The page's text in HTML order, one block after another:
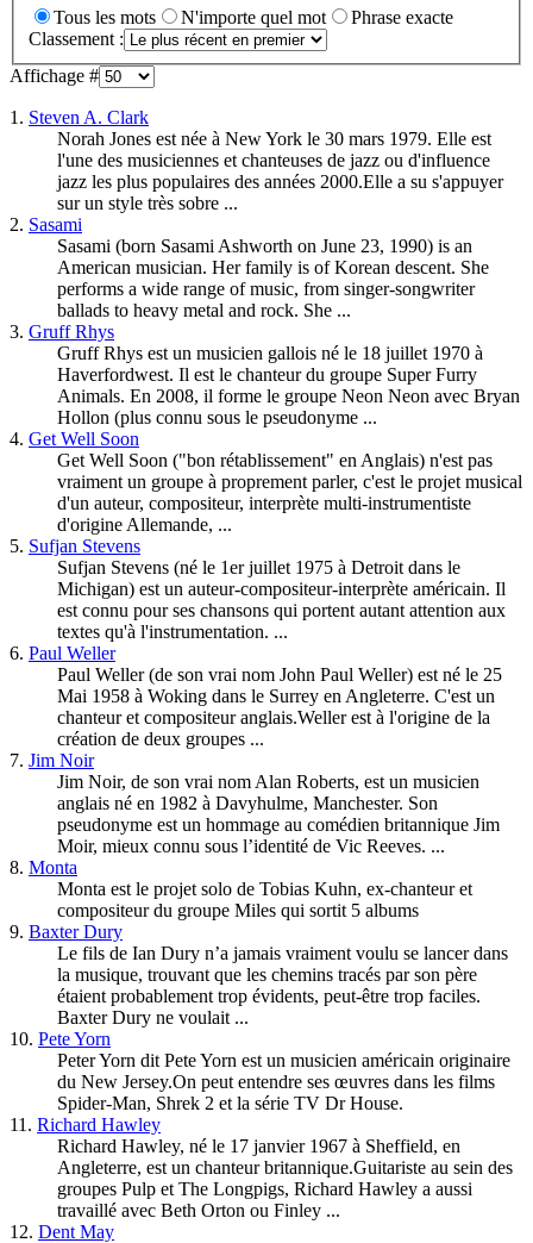
Tous les mots
N'importe quel mot
Phrase exacte
Classement :
Affichage #
1. Steven A. Clark
Norah Jones est née à New York le 30 mars 1979. Elle est
l'une des musiciennes et chanteuses de jazz ou d'influence
jazz les plus populaires des années 2000.Elle a su s'appuyer
sur un style très sobre ...
2. Sasami
Sasami (born Sasami Ashworth on June 23, 1990) is an
American musician. Her family is of Korean descent. She
performs a wide range of music, from singer-songwriter
ballads to heavy metal and rock. She ...
3. Gruff Rhys
Gruff Rhys est un musicien gallois né le 18 juillet 1970 à
Haverfordwest. Il est le chanteur du groupe Super Furry
Animals. En 2008, il forme le groupe Neon Neon avec Bryan
Hollon (plus connu sous le pseudonyme ...
4. Get Well Soon
Get Well Soon ("bon rétablissement" en Anglais) n'est pas
vraiment un groupe à proprement parler, c'est le projet musical
d'un auteur, compositeur, interprète multi-instrumentiste
d'origine Allemande, ...
5. Sufjan Stevens
Sufjan Stevens (né le 1er juillet 1975 à Detroit dans le
Michigan) est un auteur-compositeur-interprète américain. Il
est connu pour ses chansons qui portent autant attention aux
textes qu'à l'instrumentation. ...
6. Paul Weller
Paul Weller (de son vrai nom John Paul Weller) est né le 25
Mai 1958 à Woking dans le Surrey en Angleterre. C'est un
chanteur et compositeur anglais.Weller est à l'origine de la
création de deux groupes ...
7. Jim Noir
Jim Noir, de son vrai nom Alan Roberts, est un musicien
anglais né en 1982 à Davyhulme, Manchester. Son
pseudonyme est un hommage au comédien britannique Jim
Moir, mieux connu sous l’identité de Vic Reeves. ...
8. Monta
Monta est le projet solo de Tobias Kuhn, ex-chanteur et
compositeur du groupe Miles qui sortit 5 albums
9. Baxter Dury
Le fils de Ian Dury n’a jamais vraiment voulu se lancer dans
la musique, trouvant que les chemins tracés par son père
étaient probablement trop évidents, peut-être trop faciles.
Baxter Dury ne voulait ...
10. Pete Yorn
Peter Yorn dit Pete Yorn est un musicien américain originaire
du New Jersey.On peut entendre ses œuvres dans les films
Spider-Man, Shrek 2 et la série TV Dr House.
11. Richard Hawley
Richard Hawley, né le 17 janvier 1967 à Sheffield, en
Angleterre, est un chanteur britannique.Guitariste au sein des
groupes Pulp et The Longpigs, Richard Hawley a aussi
travaillé avec Beth Orton ou Finley ...
12. Dent May